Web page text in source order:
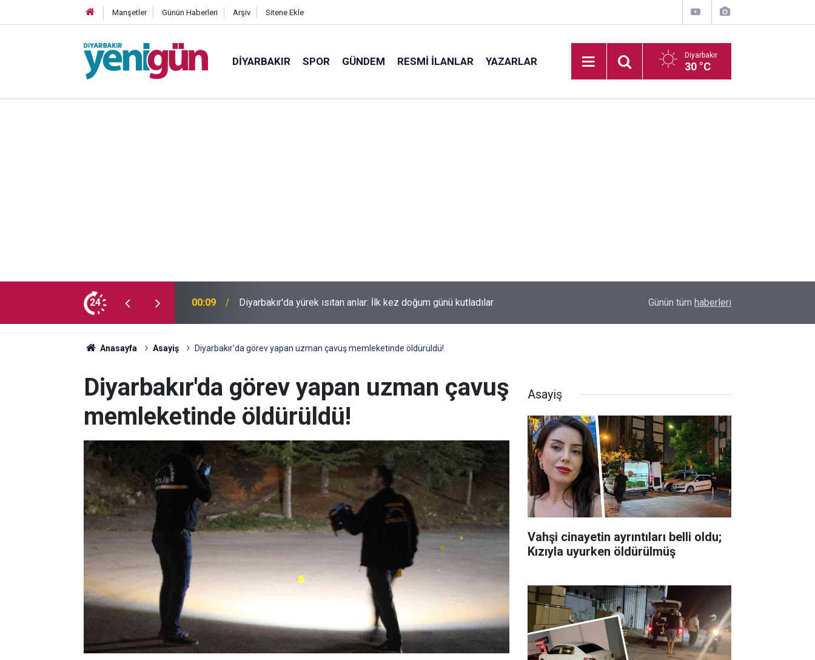
Manşetler Günün Haberleri Arşiv Sitene Ekle
DIYARBAKIR SPOR GÜNDEM RESMI İLANLAR YAZARLAR Diyarbakır
30 °C
24
kez doğum günü kutladılar 23:36 Diyarbakır'da düğün salonunda kavga: Yaralılar var Uyarılar fayda etmiyor; Diyarbakır’da bir genç
Günün tüm haberleri
Anasayfa Asayiş Diyarbakır'da görev yapan uzman çavuş memleketinde öldürüldü!
Diyarbakır'da görev yapan uzman çavuş
memleketinde öldürüldü!
Asayiş
Vahşi cinayetin ayrıntıları belli oldu;
Kızıyla uyurken öldürülmüş